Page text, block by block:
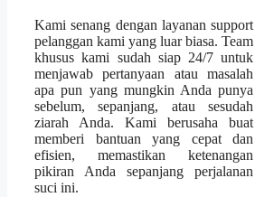
Kami senang dengan layanan support
pelanggan kami yang luar biasa. Team
khusus kami sudah siap 24/7 untuk
menjawab pertanyaan atau masalah
apa pun yang mungkin Anda punya
sebelum, sepanjang, atau sesudah
ziarah Anda. Kami berusaha buat
memberi bantuan yang cepat dan
efisien, memastikan ketenangan
pikiran Anda sepanjang perjalanan
suci ini.